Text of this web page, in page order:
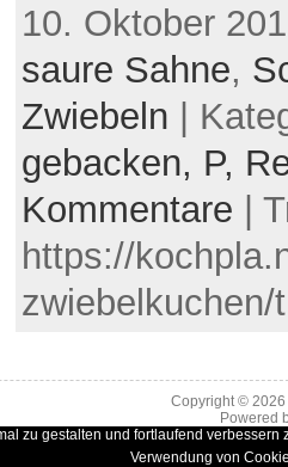
10. Oktober
saure Sahne,
Zwiebeln |
gebacken, P,
Kommentare |
https://
zwiebelkuchen/
Copyright ©
Powered
zu gestalten und fortlaufend
Verwendung von